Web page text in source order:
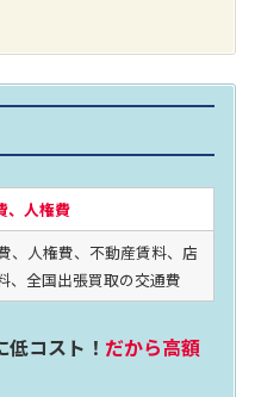
、人権費
、人権費、不動産賃料、店
、全国出張買取の交通費
コスト！ だから高額